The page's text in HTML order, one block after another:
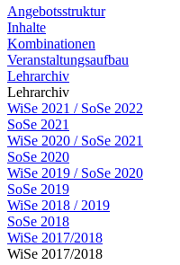
Angebotsstruktur
Inhalte
Kombinationen
Veranstaltungsaufbau
Lehrarchiv
Lehrarchiv
WiSe 2021 / SoSe 2022
SoSe 2021
WiSe 2020 / SoSe 2021
SoSe 2020
WiSe 2019 / SoSe 2020
SoSe 2019
WiSe 2018 / 2019
SoSe 2018
WiSe 2017/2018
WiSe 2017/2018